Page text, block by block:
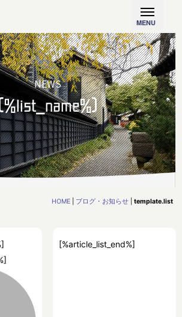
NEWS
HOME ブログ・お知らせ template.list
[%article_list_end%]